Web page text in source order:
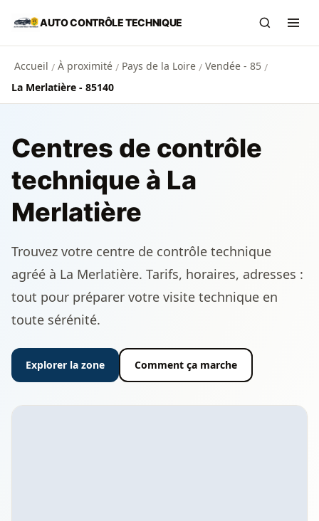
Aller au contenu principal
AUTO CONTRÔLE TECHNIQUE
Accueil / À proximité / Pays de la Loire / Vendée - 85 /
La Merlatière - 85140
Centres de contrôle
technique à La
Merlatière
Trouvez votre centre de contrôle technique
agréé à La Merlatière. Tarifs, horaires, adresses :
tout pour préparer votre visite technique en
toute sérénité.
Explorer la zone Comment ça marche